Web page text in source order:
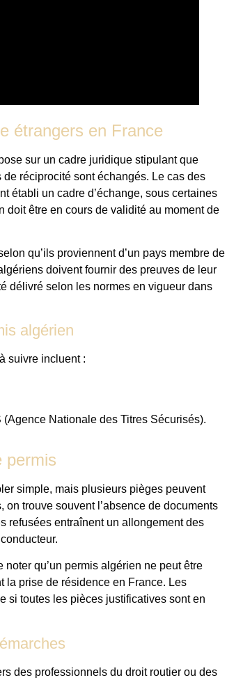
étrangers en France
sur un cadre juridique stipulant que
réciprocité sont échangés. Le cas des
établi un cadre d’échange, sous certaines
être en cours de validité au moment de
qu’ils proviennent d’un pays membre de
doivent fournir des preuves de leur
délivré selon les normes en vigueur dans
algérien
suivre incluent :
(Agence Nationale des Titres Sécurisés).
permis
simple, mais plusieurs pièges peuvent
trouve souvent l’absence de documents
refusées entraînent un allongement des
qu’un permis algérien ne peut être
la prise de résidence en France. Les
si toutes les pièces justificatives sont en
des professionnels du droit routier ou des